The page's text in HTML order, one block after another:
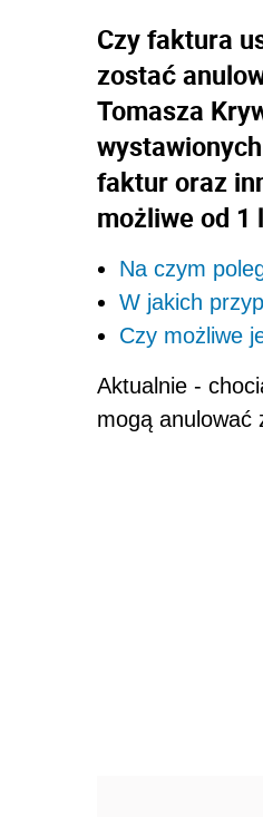
Czy faktura
zostać
Tomasza
faktur oraz
możliwe od 1
Na czym
W jakich
Czy możliwe
Aktualnie -
mogą anulować